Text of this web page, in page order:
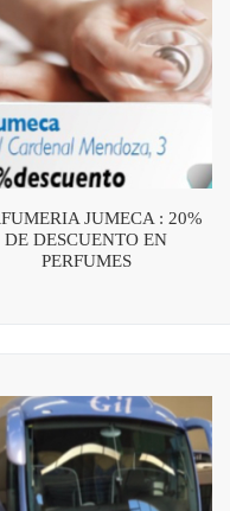
JUMECA : 20%
DE DESCUENTO EN
PERFUMES